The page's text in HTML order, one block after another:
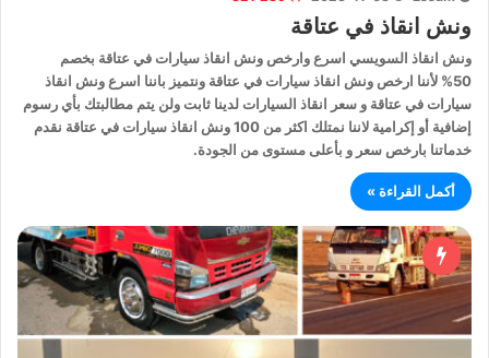
ونش انقاذ في عتاقة
ونش انقاذ السويسي اسرع وارخص ونش انقاذ سيارات في عتاقة بخصم
50% لأننا ارخص ونش انقاذ سيارات في عتاقة ونتميز باننا اسرع ونش انقاذ
سيارات في عتاقة و سعر انقاذ السيارات لدينا ثابت ولن يتم مطالبتك بأي رسوم
إضافية أو إكرامية لاننا نمتلك اكثر من 100 ونش انقاذ سيارات في عتاقة نقدم
خدماتنا بارخص سعر و بأعلى مستوى من الجودة.
أكمل القراءة »